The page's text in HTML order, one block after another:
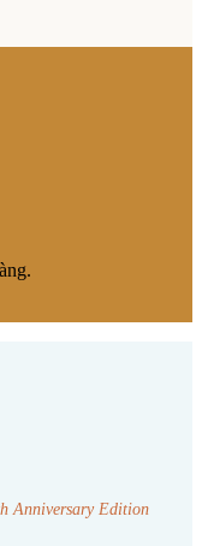
Anniversary Edition